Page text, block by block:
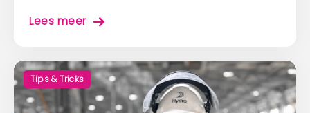
Lees meer
Tips & Tricks